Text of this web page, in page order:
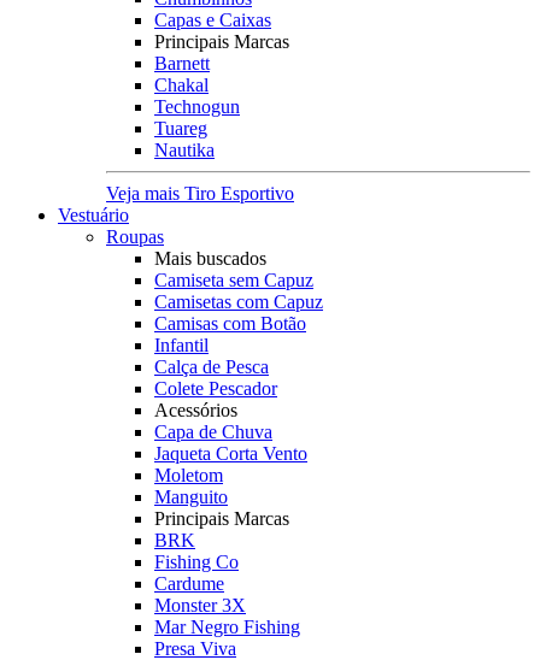
Capas e Caixas
Principais Marcas
Barnett
Chakal
Technogun
Tuareg
Nautika
Veja mais Tiro Esportivo
Vestuário
Roupas
Mais buscados
Camiseta sem Capuz
Camisetas com Capuz
Camisas com Botão
Infantil
Calça de Pesca
Colete Pescador
Acessórios
Capa de Chuva
Jaqueta Corta Vento
Moletom
Manguito
Principais Marcas
BRK
Fishing Co
Cardume
Monster 3X
Mar Negro Fishing
Presa Viva